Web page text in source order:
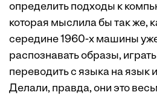
определить подходы к
которая мыслила бы так же,
середине 1960-х машины
распознавать образы,
переводить с языка на язык
Делали, правда, они это